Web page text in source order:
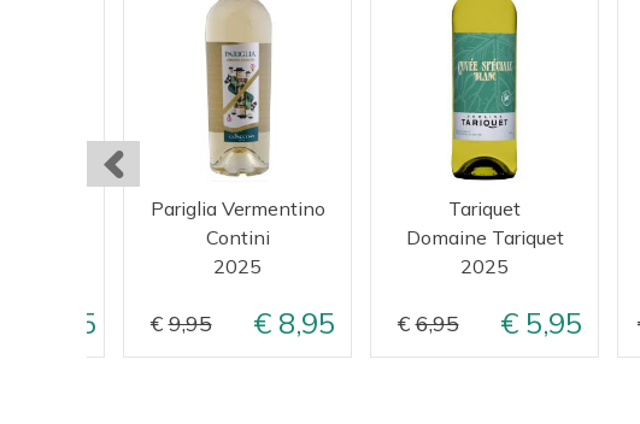
10,95
Pariglia Vermentino
Contini
2025
9,95 8,95
Tariquet
Domaine Tariquet
2025
6,95 5,95